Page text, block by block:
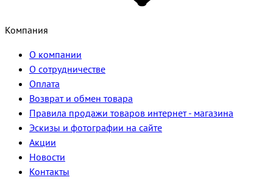
Компания
О компании
О сотрудничестве
Оплата
Возврат и обмен товара
Правила продажи товаров интернет - магазина
Эскизы и фотографии на сайте
Акции
Новости
Контакты